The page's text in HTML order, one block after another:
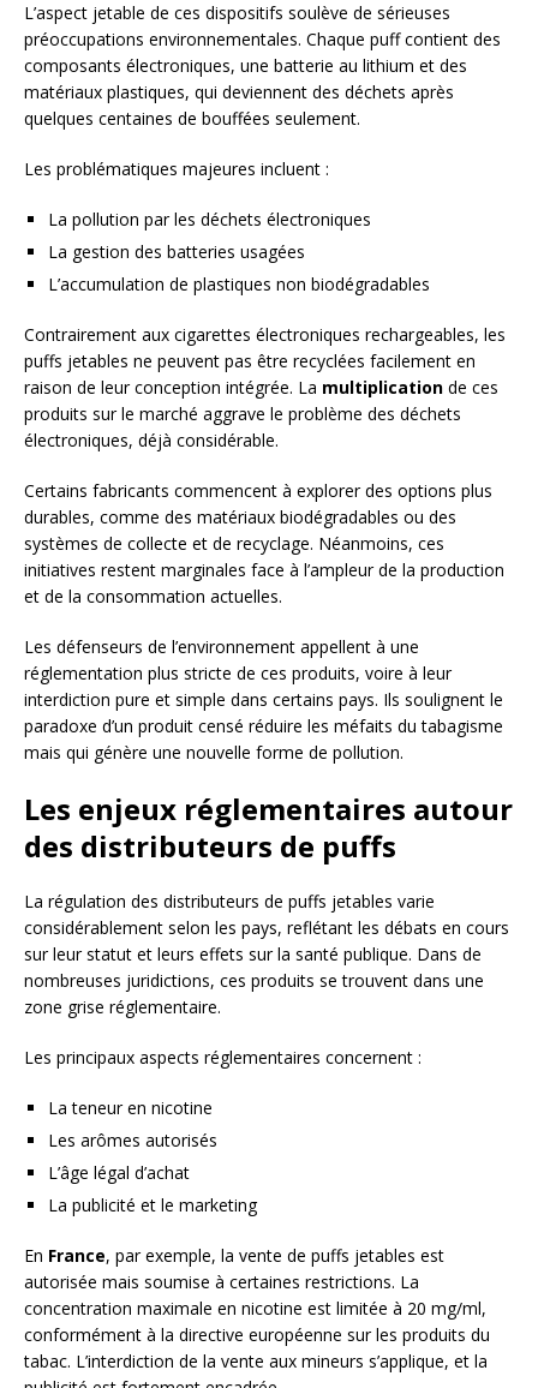
L’aspect jetable de ces dispositifs soulève de sérieuses
préoccupations environnementales. Chaque puff contient des
composants électroniques, une batterie au lithium et des
matériaux plastiques, qui deviennent des déchets après
quelques centaines de bouffées seulement.
Les problématiques majeures incluent :
La pollution par les déchets électroniques
La gestion des batteries usagées
L’accumulation de plastiques non biodégradables
Contrairement aux cigarettes électroniques rechargeables, les
puffs jetables ne peuvent pas être recyclées facilement en
raison de leur conception intégrée. La multiplication de ces
produits sur le marché aggrave le problème des déchets
électroniques, déjà considérable.
Certains fabricants commencent à explorer des options plus
durables, comme des matériaux biodégradables ou des
systèmes de collecte et de recyclage. Néanmoins, ces
initiatives restent marginales face à l’ampleur de la production
et de la consommation actuelles.
Les défenseurs de l’environnement appellent à une
réglementation plus stricte de ces produits, voire à leur
interdiction pure et simple dans certains pays. Ils soulignent le
paradoxe d’un produit censé réduire les méfaits du tabagisme
mais qui génère une nouvelle forme de pollution.
Les enjeux réglementaires autour
des distributeurs de puffs
La régulation des distributeurs de puffs jetables varie
considérablement selon les pays, reflétant les débats en cours
sur leur statut et leurs effets sur la santé publique. Dans de
nombreuses juridictions, ces produits se trouvent dans une
zone grise réglementaire.
Les principaux aspects réglementaires concernent :
La teneur en nicotine
Les arômes autorisés
L’âge légal d’achat
La publicité et le marketing
En France, par exemple, la vente de puffs jetables est
autorisée mais soumise à certaines restrictions. La
concentration maximale en nicotine est limitée à 20 mg/ml,
conformément à la directive européenne sur les produits du
tabac. L’interdiction de la vente aux mineurs s’applique, et la